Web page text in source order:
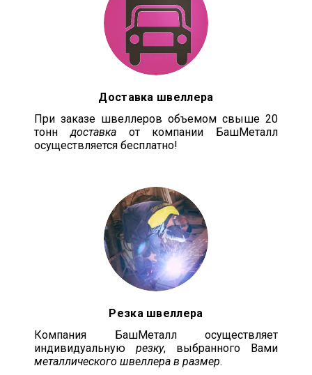
Доставка швеллера
При заказе швеллеров объемом свыше 20
тонндоставкаот компании БашМеталл
осуществляется бесплатно!
Резка швеллера
Компания БашМеталл осуществляет
индивидуальную резку, выбранного Вами
металлического швеллера в размер.